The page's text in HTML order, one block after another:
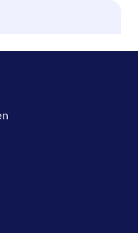
fenêtre)
fenêtre)
fenêtre)